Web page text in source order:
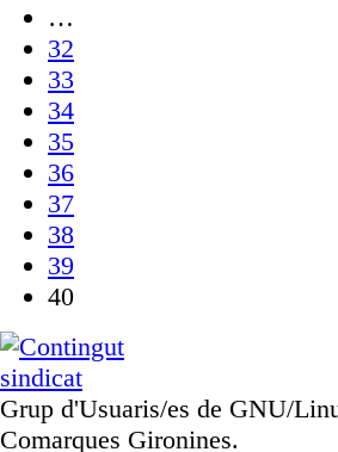
…
32
33
34
35
36
37
38
39
40
Grup d'Usuaris/es de GNU/
Comarques Gironines.